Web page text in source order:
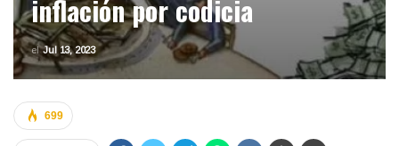
inflación por codicia
elJul 13, 2023
699